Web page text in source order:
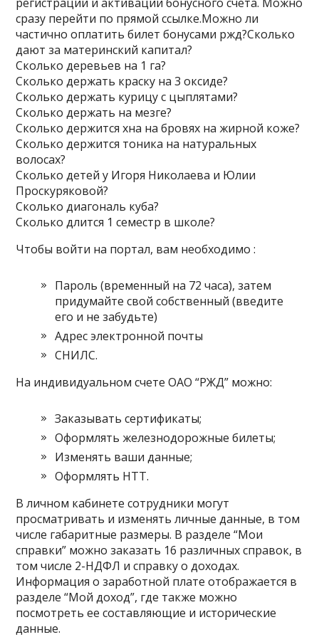
сразу перейти по прямой ссылке.Можно ли
частично оплатить билет бонусами ржд?Сколько
дают за материнский капитал?
Сколько деревьев на 1 га?
Сколько держать краску на 3 оксиде?
Сколько держать курицу с цыплятами?
Сколько держать на мезге?
Сколько держится хна на бровях на жирной коже?
Сколько держится тоника на натуральных
волосах?
Сколько детей у Игоря Николаева и Юлии
Проскуряковой?
Сколько диагональ куба?
Сколько длится 1 семестр в школе?
Чтобы войти на портал, вам необходимо :
Пароль (временный на 72 часа), затем
придумайте свой собственный (введите
его и не забудьте)
Адрес электронной почты
СНИЛС.
На индивидуальном счете ОАО “РЖД” можно:
Заказывать сертификаты;
Оформлять железнодорожные билеты;
Изменять ваши данные;
Оформлять HTT.
В личном кабинете сотрудники могут
просматривать и изменять личные данные, в том
числе габаритные размеры. В разделе “Мои
справки” можно заказать 16 различных справок, в
том числе 2-НДФЛ и справку о доходах.
Информация о заработной плате отображается в
разделе “Мой доход”, где также можно
посмотреть ее составляющие и исторические
данные.